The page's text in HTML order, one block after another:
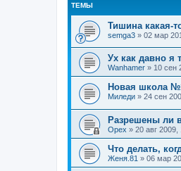
ТЕМЫ
Тишина какая-
semga3 » 02 мар
Ух как давно я
Wanhamer » 10 сен
Новая школа
Миледи » 24 сен
Разрешены ли
Орех » 20 авг 2009,
Что делать,
Женя.81 » 06 мар